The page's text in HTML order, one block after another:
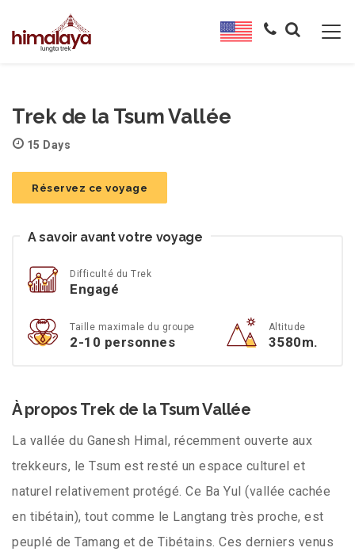
Trek de la Tsum Vallée
15 Days
Réservez ce voyage
A savoir avant votre voyage
Difficulté du Trek
Engagé
Taille maximale du groupe
2-10 personnes
Altitude
3580m.
À propos Trek de la Tsum Vallée
La vallée du Ganesh Himal, récemment ouverte aux
trekkeurs, le Tsum est resté un espace culturel et
naturel relativement protégé. Ce Ba Yul (vallée cachée
en tibétain), tout comme le Langtang très proche, est
peuplé de Tamang et de Tibétains. Ces derniers venus